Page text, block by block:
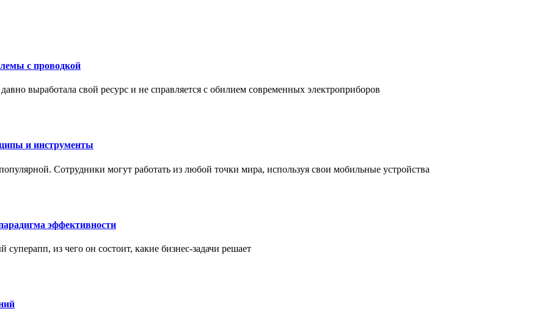
с проводкой
выработала свой ресурс и не справляется с обилием современных электроприборов
и инструменты
Сотрудники могут работать из любой точки мира, используя свои мобильные устройства
эффективности
из чего он состоит, какие бизнес-задачи решает